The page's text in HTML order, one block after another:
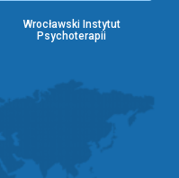
Wrocławski Instytut
Psychoterapii